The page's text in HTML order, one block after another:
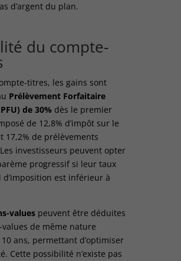
d’argent du plan.
du compte-
titres, les gains sont
Prélèvement Forfaitaire
de 30% dès le premier
de 12,8% d’impôt sur le
17,2% de prélèvements
investisseurs peuvent opter
progressif si leur taux
d’imposition est inférieur à
values peuvent être déduites
de même nature
ans, permettant d’optimiser
Cette possibilité n’existe pas